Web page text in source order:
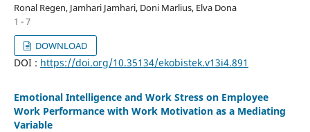
Ronal Regen, Jamhari Jamhari, Doni Marlius, Elva Dona
1 - 7
DOWNLOAD
DOI : https://doi.org/10.35134/ekobistek.v13i4.891
Emotional Intelligence and Work Stress on Employee
Work Performance with Work Motivation as a Mediating
Variable